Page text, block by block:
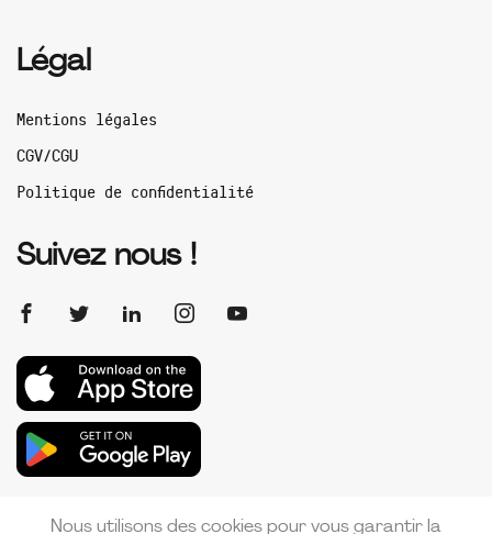
Légal
Mentions légales
CGV/CGU
Politique de confidentialité
Suivez nous !
Nous utilisons des cookies pour vous garantir la